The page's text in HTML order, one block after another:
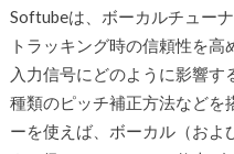
Softubeは、ボーカルチュー
トラッキング時の信頼性を
入力信号にどのように影響
種類のピッチ補正方法などを
ーを使えば、ボーカル（およ